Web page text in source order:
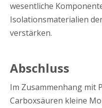
wesentliche
Isolationsmaterialien
verstärken.
Abschluss
Im Zusammenhang mit
Carboxsäuren kleine